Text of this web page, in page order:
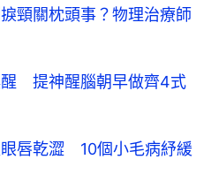
頸關枕頭事？物理治療師
醒 提神醒腦朝早做齊4式
眼唇乾澀 10個小毛病紓緩